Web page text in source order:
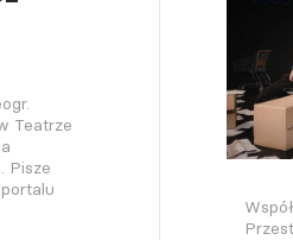
Teatrze
Pisze